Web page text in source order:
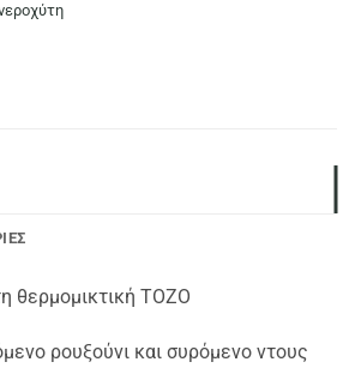
θερμομικτική TOZO
ρουξούνι και συρόμενο ντους